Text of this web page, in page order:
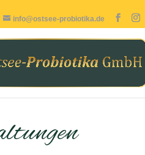
info@ostsee-probiotika.de